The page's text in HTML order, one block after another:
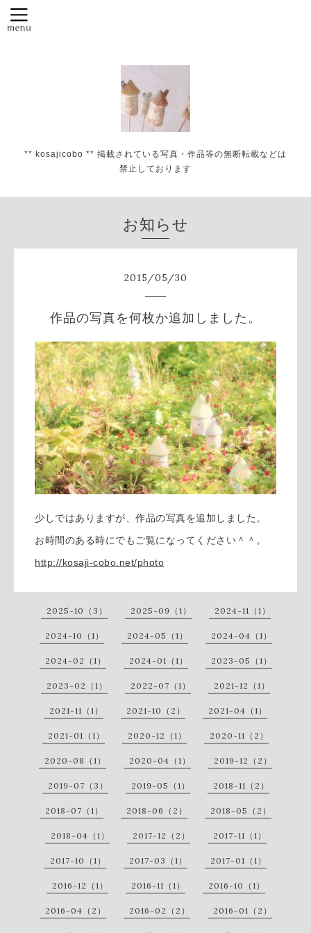
** kosajicobo ** 掲載されている写真・作品等の無断転載などは
禁止しております
お知らせ
2015/05/30
作品の写真を何枚か追加しました。
少しではありますが、作品の写真を追加しました。
お時間のある時にでもご覧になってください＾＾。
http://kosaji-cobo.net/photo
2025-10（3） 2025-09（1） 2024-11（1）
2024-10（1） 2024-05（1） 2024-04（1）
2024-02（1） 2024-01（1） 2023-05（1）
2023-02（1） 2022-07（1） 2021-12（1）
2021-11（1） 2021-10（2） 2021-04（1）
2021-01（1） 2020-12（1） 2020-11（2）
2020-08（1） 2020-04（1） 2019-12（2）
2019-07（3） 2019-05（1） 2018-11（2）
2018-07（1） 2018-06（2） 2018-05（2）
2018-04（1） 2017-12（2） 2017-11（1）
2017-10（1） 2017-03（1） 2017-01（1）
2016-12（1） 2016-11（1） 2016-10（1）
2016-04（2） 2016-02（2） 2016-01（2）